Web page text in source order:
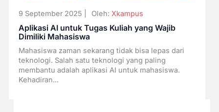
9 September 2025 | Oleh: Xkampus
Aplikasi AI untuk Tugas Kuliah yang Wajib
Dimiliki Mahasiswa
Mahasiswa zaman sekarang tidak bisa lepas dari
teknologi. Salah satu teknologi yang paling
membantu adalah aplikasi AI untuk mahasiswa.
Kehadiran...